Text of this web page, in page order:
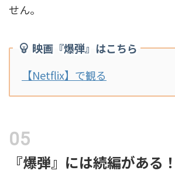
せん。
映画『爆弾』はこちら
【Netflix】で観る
『爆弾』には続編がある！